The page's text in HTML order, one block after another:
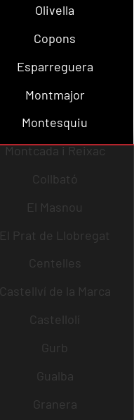
Olivella
Copons
Esparreguera
Montmajor
Montesquiu
Montcada i Reixac
Collbató
El Masnou
El Prat de Llobregat
Centelles
Castellví de la Marca
Castellolí
Gurb
Gualba
Granera